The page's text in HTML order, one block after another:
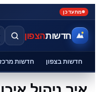
מתעדכן
חדשותהצפון
חדשות בצפון חדשות מרכז